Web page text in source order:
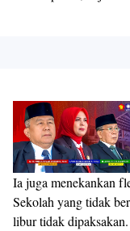
Ia juga menekankan
Sekolah yang tidak
libur tidak